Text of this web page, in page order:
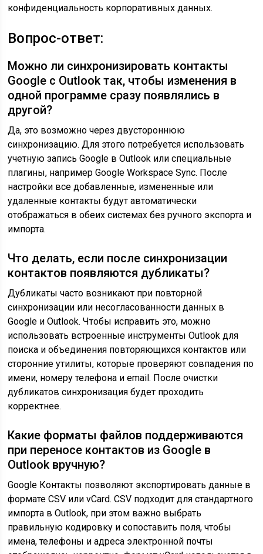
конфиденциальность корпоративных данных.
Вопрос-ответ:
Можно ли синхронизировать контакты
Google с Outlook так, чтобы изменения в
одной программе сразу появлялись в
другой?
Да, это возможно через двустороннюю
синхронизацию. Для этого потребуется использовать
учетную запись Google в Outlook или специальные
плагины, например Google Workspace Sync. После
настройки все добавленные, измененные или
удаленные контакты будут автоматически
отображаться в обеих системах без ручного экспорта и
импорта.
Что делать, если после синхронизации
контактов появляются дубликаты?
Дубликаты часто возникают при повторной
синхронизации или несогласованности данных в
Google и Outlook. Чтобы исправить это, можно
использовать встроенные инструменты Outlook для
поиска и объединения повторяющихся контактов или
сторонние утилиты, которые проверяют совпадения по
имени, номеру телефона и email. После очистки
дубликатов синхронизация будет проходить
корректнее.
Какие форматы файлов поддерживаются
при переносе контактов из Google в
Outlook вручную?
Google Контакты позволяют экспортировать данные в
формате CSV или vCard. CSV подходит для стандартного
импорта в Outlook, при этом важно выбрать
правильную кодировку и сопоставить поля, чтобы
имена, телефоны и адреса электронной почты